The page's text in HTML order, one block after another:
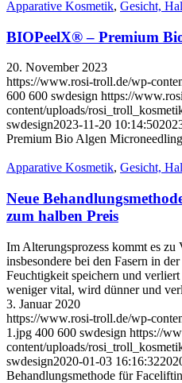
Apparative Kosmetik, Gesicht,
BIOPeelX® – Premium
20. November 2023
https://www.rosi-troll.de/wp-
600 600 swdesign https://
content/uploads/
swdesign2023-11-20 10:14:50
Premium Bio Algen Microneedling
Apparative Kosmetik, Gesicht,
Neue
zum halben Preis
Im Alterungsprozess kommt es zu
insbesondere bei den Fasern in
Feuchtigkeit speichern und
weniger vital, wird dünner und
3. Januar 2020
https://www.rosi-troll.de/wp-
1.jpg 400 600 swdesign https://
content/uploads/
swdesign2020-01-03 16:16:32
Behandlungsmethode für